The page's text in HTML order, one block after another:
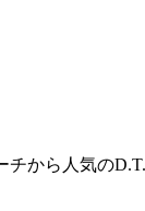
から人気の